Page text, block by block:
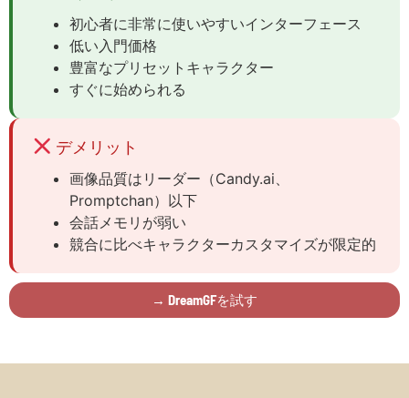
初心者に非常に使いやすいインターフェース
低い入門価格
豊富なプリセットキャラクター
すぐに始められる
デメリット
画像品質はリーダー（Candy.ai、
Promptchan）以下
会話メモリが弱い
競合に比べキャラクターカスタマイズが限定的
→ DreamGFを試す